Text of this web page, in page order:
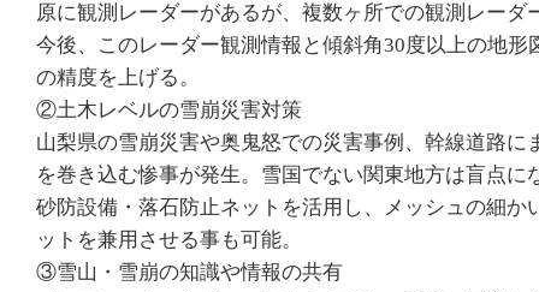
原に観測レーダーがあるが、複数ヶ所での観測レーダ
今後、このレーダー観測情報と傾斜角30度以上の地形
の精度を上げる。
②土木レベルの雪崩災害対策
山梨県の雪崩災害や奥鬼怒での災害事例、幹線道路に
を巻き込む惨事が発生。雪国でない関東地方は盲点に
砂防設備・落石防止ネットを活用し、メッシュの細か
ットを兼用させる事も可能。
③雪山・雪崩の知識や情報の共有